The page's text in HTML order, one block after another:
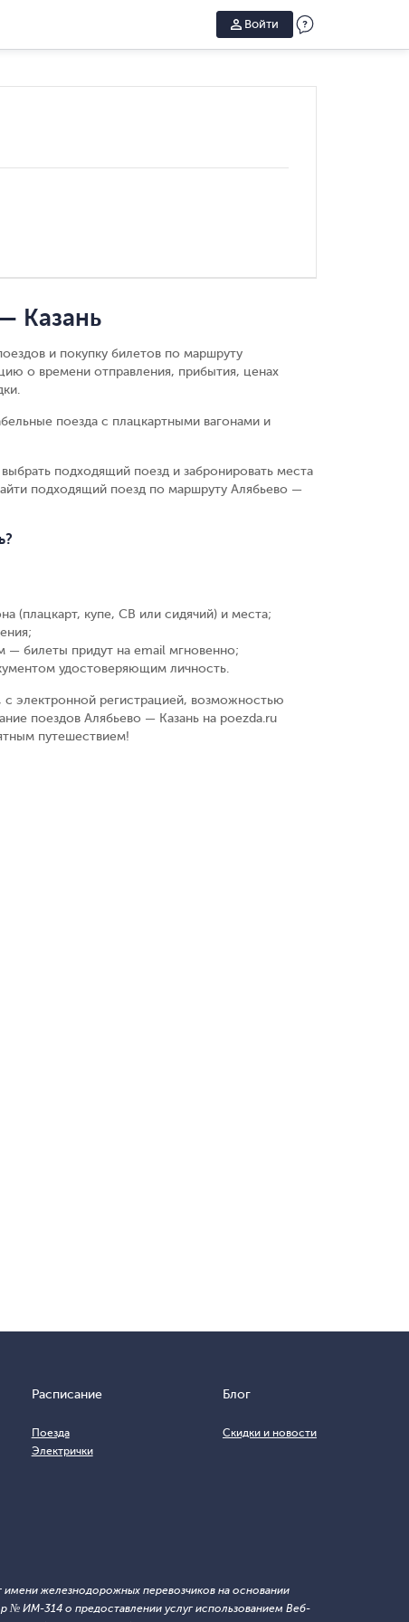
Войти
Казань
и покупку билетов по маршруту
о времени отправления, прибытия, ценах
поезда с плацкартными вагонами и
подходящий поезд и забронировать места
подходящий поезд по маршруту Алябьево —
(плацкарт, купе, СВ или сидячий) и места;
;
— билеты придут на email мгновенно;
удостоверяющим личность.
с электронной регистрацией, возможностью
поездов Алябьево — Казань на poezda.ru
путешествием!
Расписание
Поезда
Электрички
Блог
Скидки и новости
имени железнодорожных перевозчиков на основании
ИМ-314 о предоставлении услуг использованием Веб-